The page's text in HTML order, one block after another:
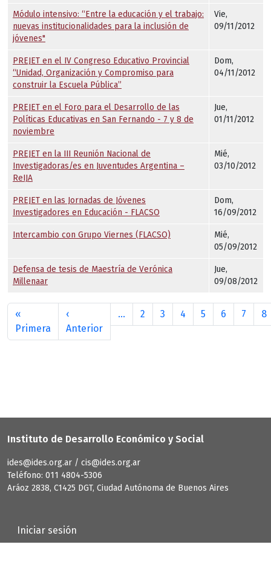
Módulo intensivo: “Entre la educación y el trabajo:
nuevas institucionalidades para la inclusión de
jóvenes"
Vie,
09/11/2012
PREJET en el IV Congreso Educativo Provincial
“Unidad, Organización y Compromiso para
construir la Escuela Pública”
Dom,
04/11/2012
PREJET en el Foro para el Desarrollo de las
Políticas Educativas en San Fernando - 7 y 8 de
noviembre
Jue,
01/11/2012
PREJET en la III Reunión Nacional de
Investigadoras/es en Juventudes Argentina –
ReIJA
Mié,
03/10/2012
PREJET en las Jornadas de Jóvenes
Investigadores en Educación - FLACSO
Dom,
16/09/2012
Intercambio con Grupo Viernes (FLACSO)
Mié,
05/09/2012
Defensa de tesis de Maestría de Verónica
Millenaar
Jue,
09/08/2012
Paginación
«
Primera Primera página
‹
AnteriorPágina anterior
… 2 3 4 5 6 7 8
Instituto de Desarrollo Económico y Social
ides@ides.org.ar / cis@ides.org.ar
Teléfono: 011 4804-5306
Aráoz 2838, C1425 DGT, Ciudad Autónoma de Buenos Aires
User account menu
Iniciar sesión